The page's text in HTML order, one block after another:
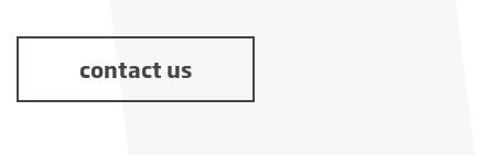
contact us